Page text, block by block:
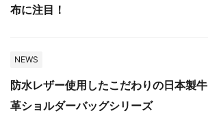
布に注目！
NEWS
防水レザー使用したこだわりの日本製牛
革ショルダーバッグシリーズ